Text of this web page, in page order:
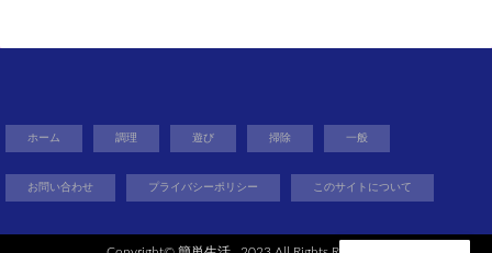
ホーム 調理 遊び 掃除 一般
お問い合わせ プライバシーポリシー このサイトについて